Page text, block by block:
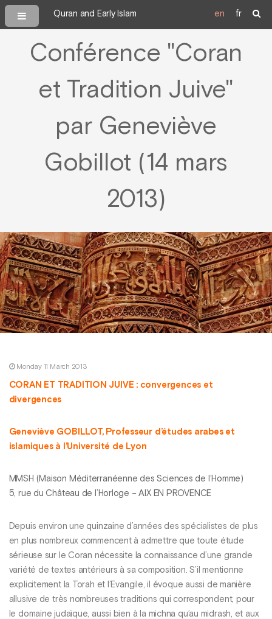
Quran and Early Islam en fr
Conférence "Coran
et Tradition Juive"
par Geneviève
Gobillot (14 mars
2013)
Monday 11 March 2013
CORAN ET TRADITION JUIVE : convergences et
divergences
Geneviève GOBILLOT, Professeur d’études arabes et
islamiques à l’Université de Lyon
MMSH (Maison Méditerranéenne des Sciences de l’Homme)
5, rue du Château de l’Horloge – AIX EN PROVENCE
Depuis environ une quinzaine d’années des spécialistes de plus
en plus nombreux commencent à admettre que toute étude
sérieuse sur le Coran nécessite la connaissance d’une grande
variété de textes antérieurs à sa composition. S’il mentionne
explicitement la Torah et l’Evangile, il évoque aussi de manière
allusive de très nombreuses traditions qui correspondent, pour
le domaine judaïque, aussi bien à la michna qu’au midrash, et aux